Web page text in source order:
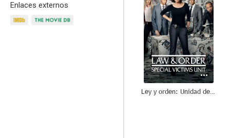
Enlaces externos
Ley y orden: Unidad de Víctimas Especiales